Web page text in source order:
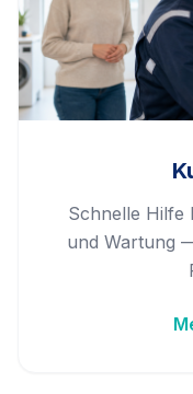
Schnelle Hilfe
und Wartung